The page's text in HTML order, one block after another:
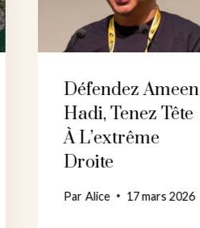
Défendez Ameen
Hadi, Tenez Tête
À L’extrême
Droite
ParAlice 17 mars 2026